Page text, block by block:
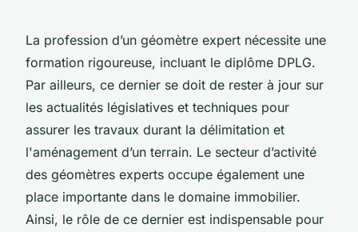
La profession d’un géomètre expert nécessite une
formation rigoureuse, incluant le diplôme DPLG.
Par ailleurs, ce dernier se doit de rester à jour sur
les actualités législatives et techniques pour
assurer les travaux durant la délimitation et
l'aménagement d’un terrain. Le secteur d’activité
des géomètres experts occupe également une
place importante dans le domaine immobilier.
Ainsi, le rôle de ce dernier est indispensable pour